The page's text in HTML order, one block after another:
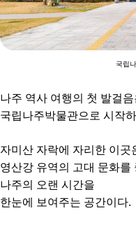
국립
나주 역사 여행의 첫 발걸음
국립나주박물관으로 시작
자미산 자락에 자리한 이곳
영산강 유역의 고대 문화를
나주의 오랜 시간을
한눈에 보여주는 공간이다.